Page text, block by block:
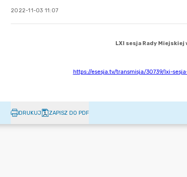
2022-11-03 11:07
DRUKUJ ZAPISZ DO PDF